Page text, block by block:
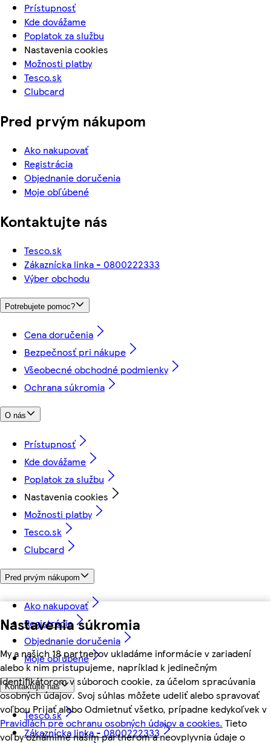
Nastavenia súkromia
My a našich 18 partnerov ukladáme informácie v zariadení
alebo k nim pristupujeme, napríklad k jedinečným
identifikátorom v súboroch cookie, za účelom spracúvania
osobných údajov. Svoj súhlas môžete udeliť alebo spravovať
voľbou Prijať alebo Odmietnuť všetko, prípadne kedykoľvek v
Pravidlách pre ochranu osobných údajov a cookies. Tieto
voľby oznámime našim partnerom a neovplyvnia údaje o
Prístupnosť
Kde dovážame
Poplatok za službu
Nastavenia cookies
Možnosti platby
Tesco.sk
Clubcard
Pred prvým nákupom
Ako nakupovať
Registrácia
Objednanie doručenia
Moje obľúbené
Kontaktujte nás
Tesco.sk
Zákaznícka linka - 0800222333
Výber obchodu
Potrebujete pomoc?
Cena doručenia
Bezpečnosť pri nákupe
Všeobecné obchodné podmienky
Ochrana súkromia
O nás
Prístupnosť
Kde dovážame
Poplatok za službu
Nastavenia cookies
Možnosti platby
Tesco.sk
Clubcard
Pred prvým nákupom
Ako nakupovať
Registrácia
Objednanie doručenia
Moje obľúbené
Kontaktujte nás
Tesco.sk
Zákaznícka linka - 0800222333